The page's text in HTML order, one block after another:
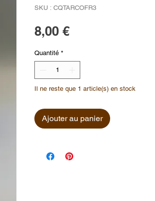
SKU : CQTARCOFR3
8,00 €Prix
Quantité *
Il ne reste que 1 article(s) en stock
Ajouter au panier